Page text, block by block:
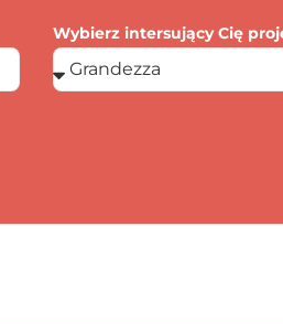
Wybierz intersujący Cię